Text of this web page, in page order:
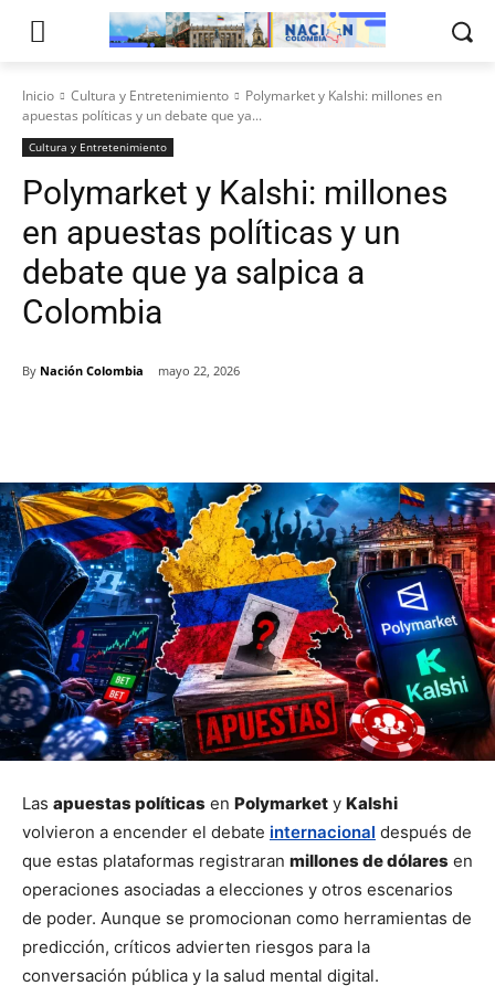
Inicio Cultura y Entretenimiento
Polymarket y Kalshi: millones en
apuestas políticas y un debate que ya...
Cultura y Entretenimiento
Polymarket y Kalshi: millones
en apuestas políticas y un
debate que ya salpica a
Colombia
By Nación Colombia mayo 22, 2026
Las apuestas políticas en Polymarket y Kalshi
volvieron a encender el debate internacional después de
que estas plataformas registraran millones de dólares en
operaciones asociadas a elecciones y otros escenarios
de poder. Aunque se promocionan como herramientas de
predicción, críticos advierten riesgos para la
conversación pública y la salud mental digital.